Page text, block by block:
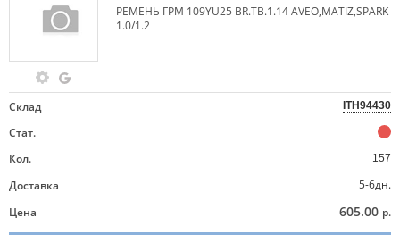
РЕМЕНЬ ГРМ 109YU25 BR.TB.1.14 AVEO,MATIZ,SPARK
1.0/1.2
Склад ITH94430
Стат.
Кол.
157
Доставка
5-6дн.
Цена
605.00 р.